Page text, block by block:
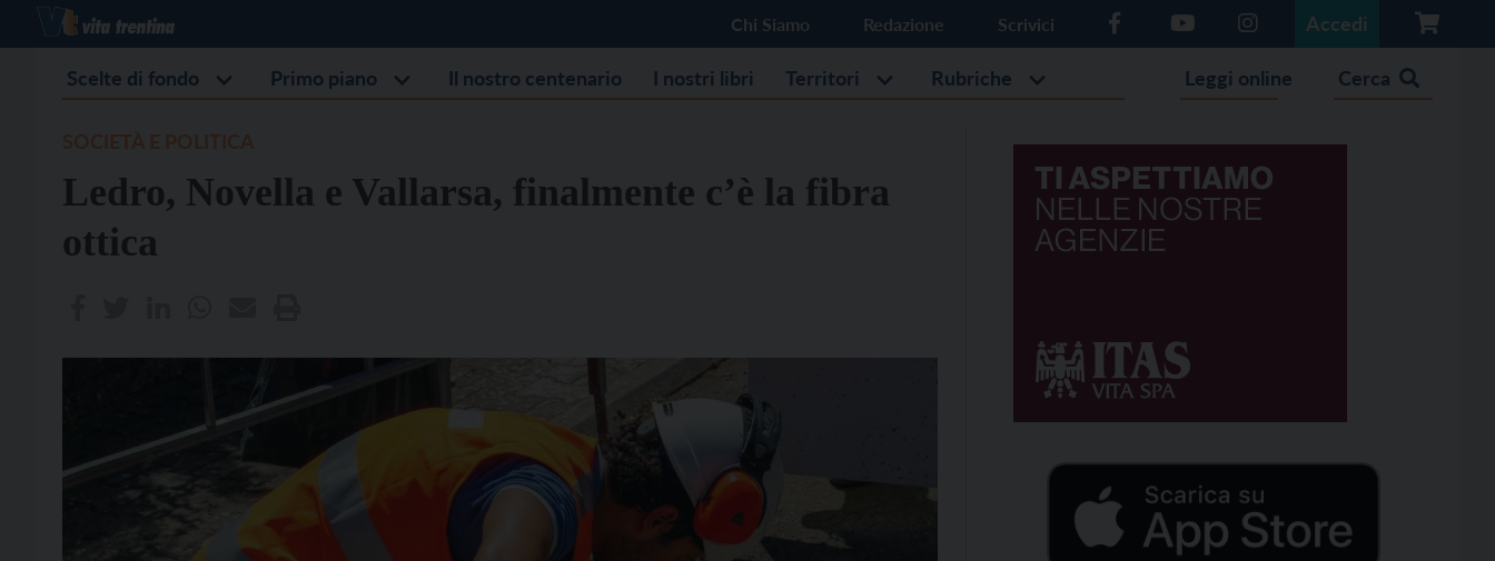
Chi Siamo Redazione Scrivici Accedi
Scelte di fondo Primo piano Il nostro centenario I nostri libri Territori Rubriche Leggi online Cerca
Ledro, Novella e Vallarsa, finalmente c’è la fibra
ottica